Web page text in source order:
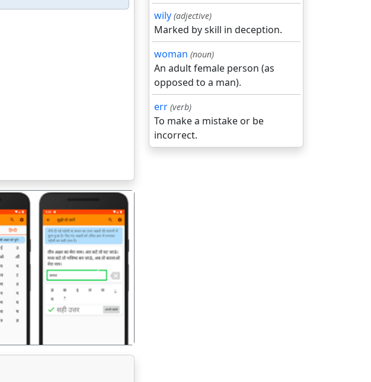
अगला
wily (adjective)
Marked by skill in deception.
woman (noun)
An adult female person (as
opposed to a man).
err (verb)
To make a mistake or be
incorrect.